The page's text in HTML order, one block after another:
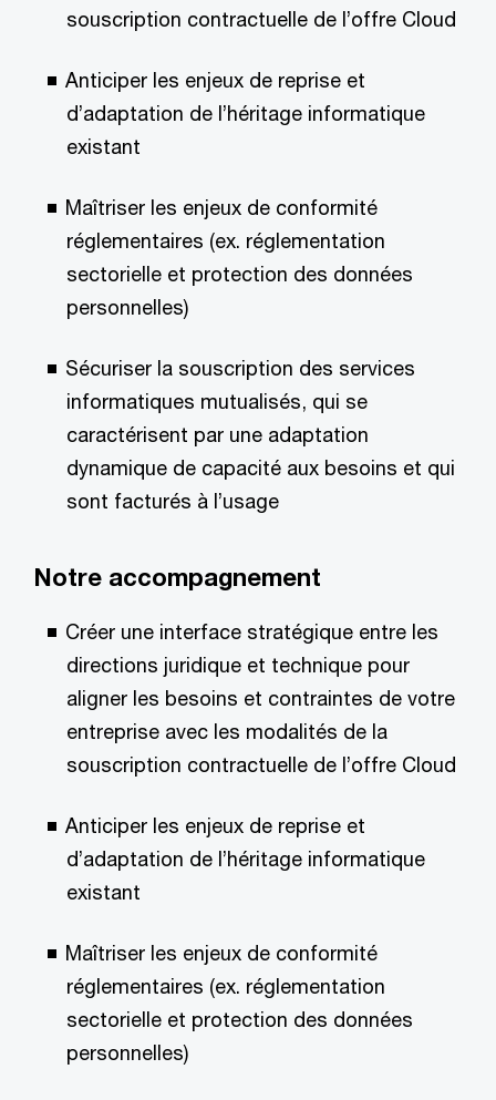
souscription contractuelle de l’offre Cloud
Anticiper les enjeux de reprise et
d’adaptation de l’héritage informatique
existant
Maîtriser les enjeux de conformité
réglementaires (ex. réglementation
sectorielle et protection des données
personnelles)
Sécuriser la souscription des services
informatiques mutualisés, qui se
caractérisent par une adaptation
dynamique de capacité aux besoins et qui
sont facturés à l’usage
Notre accompagnement
Créer une interface stratégique entre les
directions juridique et technique pour
aligner les besoins et contraintes de votre
entreprise avec les modalités de la
souscription contractuelle de l’offre Cloud
Anticiper les enjeux de reprise et
d’adaptation de l’héritage informatique
existant
Maîtriser les enjeux de conformité
réglementaires (ex. réglementation
sectorielle et protection des données
personnelles)